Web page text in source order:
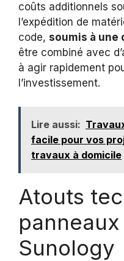
coûts additionnels
l’expédition de
code, soumis à une
être combiné avec
à agir rapidement
l’investissement.
Lire aussi:
facile pour vos
travaux à domicile
Atouts
Sunology